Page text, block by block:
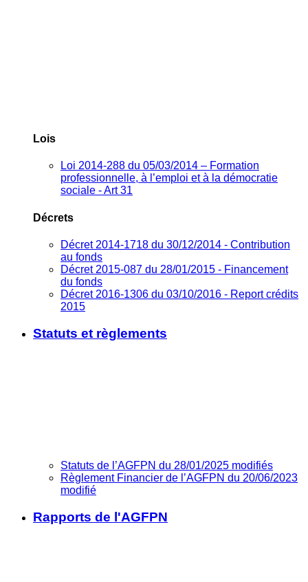
Lois
Loi 2014-288 du 05/03/2014 – Formation
professionnelle, à l’emploi et à la démocratie
sociale - Art 31
Décrets
Décret 2014-1718 du 30/12/2014 - Contribution
au fonds
Décret 2015-087 du 28/01/2015 - Financement
du fonds
Décret 2016-1306 du 03/10/2016 - Report crédits
2015
Statuts et règlements
Statuts de l’AGFPN du 28/01/2025 modifiés
Règlement Financier de l’AGFPN du 20/06/2023
modifié
Rapports de l'AGFPN